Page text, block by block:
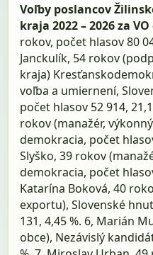
Voľby poslancov
kraja 2022 – 2026 za VO
rokov, počet hlasov 80
Janckulík, 54 rokov
kraja)
voľba a umiernení,
počet hlasov 52 914,
rokov (manažér,
demokracia, počet
Slyško, 39 rokov
demokracia, počet
Katarína Boková, 40
exportu), Slovenské
131, 4,45 %. 6, Marián
obce), Nezávislý